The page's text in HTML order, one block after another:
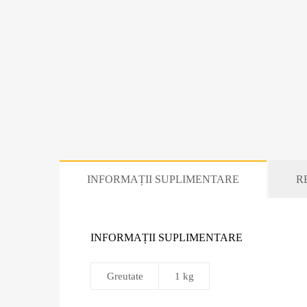
INFORMAȚII SUPLIMENTARE
INFORMAȚII SUPLIMENTARE
Greutate 1 kg